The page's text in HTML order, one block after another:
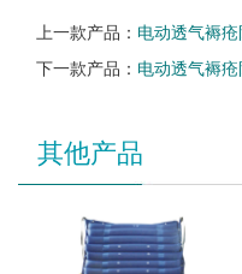
上一款产品： 电动透气褥
下一款产品： 电动透气褥
其他产品